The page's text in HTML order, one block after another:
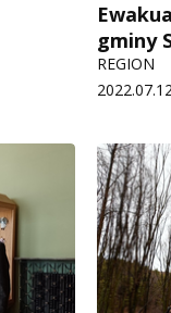
gminy
REGION